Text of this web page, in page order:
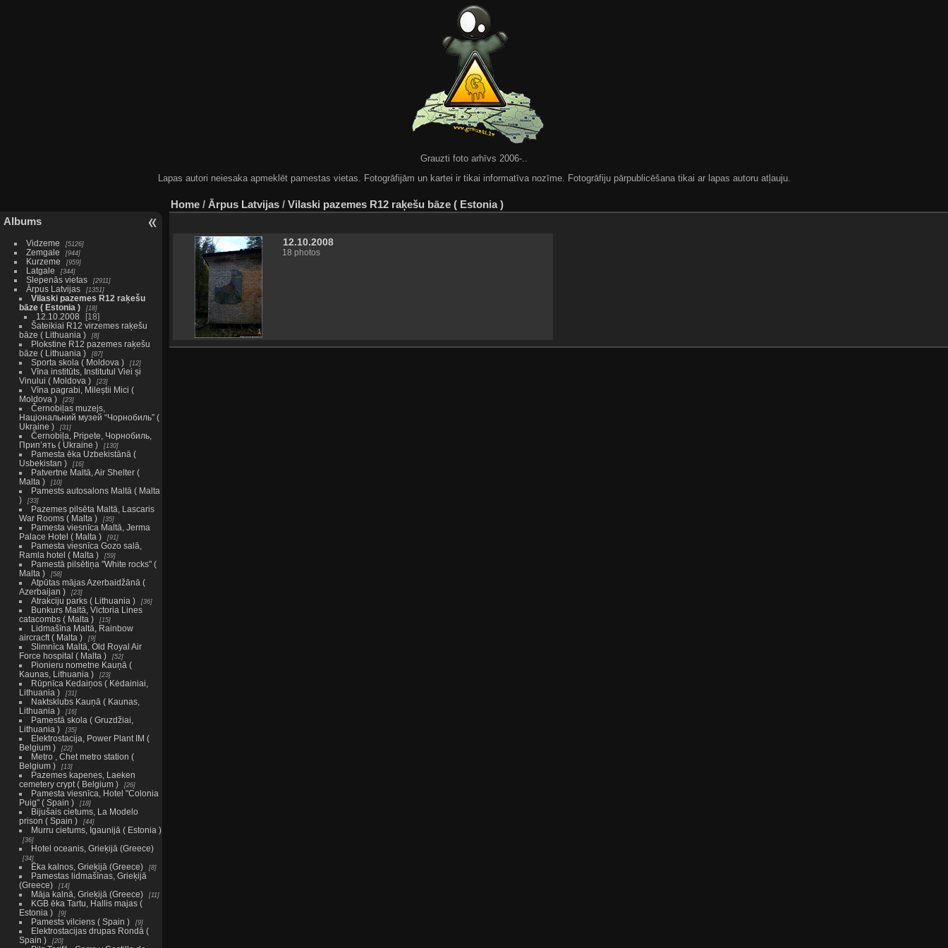
Grauzti foto arhīvs 2006-..
Lapas autori neiesaka apmeklēt pamestas vietas. Fotogrāfijām un kartei ir tikai informatīva nozīme. Fotogrāfiju pārpublicēšana tikai ar lapas autoru atļauju.
Albums
Vidzeme 5126
Zemgale 944
Kurzeme 959
Latgale 344
Slepenās vietas 2911
Ārpus Latvijas 1351
Vilaski pazemes R12 raķešu
bāze ( Estonia )
18
12.10.2008
18
Šateikiai R12 virzemes raķešu
bāze ( Lithuania )
8
Plokstine R12 pazemes raķešu
bāze ( Lithuania )
87
Sporta skola ( Moldova ) 12
Vīna institūts, Institutul Viei și
Vinului ( Moldova )
23
Vīna pagrabi, Mileștii Mici (
Moldova )
23
Černobiļas muzejs,
Національний музей “Чорнобиль” (
Ukraine )
31
Černobiļa, Pripete, Чорнобиль,
Прип’ять ( Ukraine )
130
Pamesta ēka Uzbekistānā (
Usbekistan )
16
Patvertne Maltā, Air Shelter (
Malta )
10
Pamests autosalons Maltā ( Malta
)
33
Pazemes pilsēta Maltā, Lascaris
War Rooms ( Malta )
35
Pamesta viesnīca Maltā, Jerma
Palace Hotel ( Malta )
91
Pamesta viesnīca Gozo salā,
Ramla hotel ( Malta )
59
Pamestā pilsētiņa "White rocks" (
Malta )
58
Atpūtas mājas Azerbaidžānā (
Azerbaijan )
23
Atrakciju parks ( Lithuania ) 36
Bunkurs Maltā, Victoria Lines
catacombs ( Malta )
15
Lidmašīna Maltā, Rainbow
aircracft ( Malta )
9
Slimnīca Maltā, Old Royal Air
Force hospital ( Malta )
52
Pionieru nometne Kauņā (
Kaunas, Lithuania )
23
Rūpnīca Kedaiņos ( Kėdainiai,
Lithuania )
31
Naktsklubs Kauņā ( Kaunas,
Lithuania )
16
Pamestā skola ( Gruzdžiai,
Lithuania )
35
Elektrostacija, Power Plant IM (
Belgium )
22
Metro , Chet metro station (
Belgium )
13
Pazemes kapenes, Laeken
cemetery crypt ( Belgium )
26
Pamesta viesnīca, Hotel "Colonia
Puig" ( Spain )
18
Bijušais cietums, La Modelo
prison ( Spain )
44
Murru cietums, Igaunijā ( Estonia )
36
Hotel oceanis, Grieķijā (Greece)
34
Ēka kalnos, Grieķijā (Greece) 8
Pamestas lidmašīnas, Grieķijā
(Greece)
14
Māja kalnā, Grieķijā (Greece) 11
KGB ēka Tartu, Hallis majas (
Estonia )
9
Pamests vilciens ( Spain ) 9
Elektrostacijas drupas Rondā (
Spain )
20
Home / Ārpus Latvijas / Vilaski pazemes R12 raķešu bāze ( Estonia )
12.10.2008
18 photos